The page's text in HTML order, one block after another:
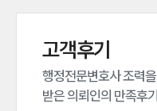
고객후기
행정전문변호사 조력을
받은 의뢰인의 만족후기